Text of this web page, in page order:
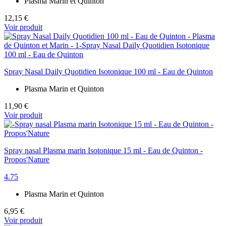
12,15 €
Voir produit
Spray Nasal Daily Quotidien Isotonique 100 ml - Eau de Quinton
Plasma Marin et Quinton
11,90 €
Voir produit
Spray nasal Plasma marin Isotonique 15 ml - Eau de Quinton -
Propos'Nature
4.75
Plasma Marin et Quinton
6,95 €
Voir produit